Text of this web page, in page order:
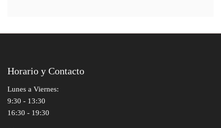
Horario y Contacto
Lunes a Viernes:
9:30 - 13:30
16:30 - 19:30